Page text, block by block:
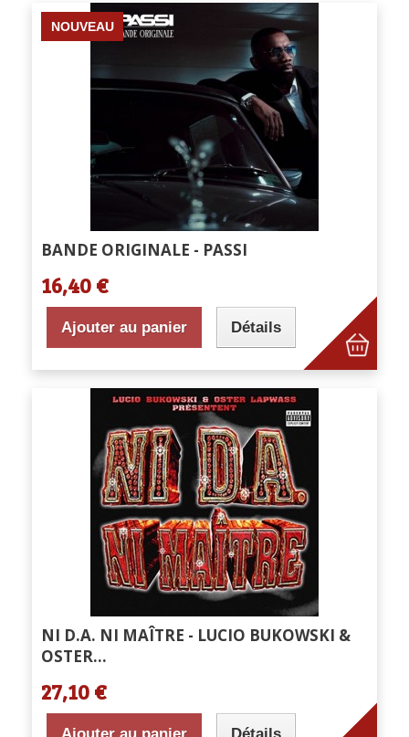
NOUVEAU
BANDE ORIGINALE - PASSI
16,40 €
Ajouter au panier Détails
NI D.A. NI MAÎTRE - LUCIO BUKOWSKI &
OSTER...
27,10 €